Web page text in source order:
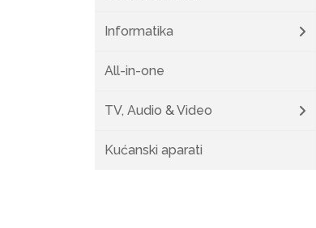
Informatika
All-in-one
TV, Audio & Video
Kućanski aparati